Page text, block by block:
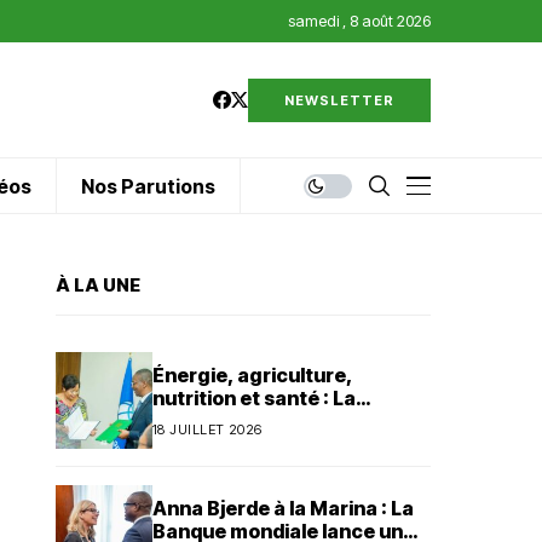
samedi , 8 août 2026
NEWSLETTER
Nos Parutions
À LA UNE
Énergie, agriculture,
nutrition et santé : La
Banque mondiale injecte 320
18 JUILLET 2026
Anna Bjerde à la Marina : La
Banque mondiale lance un